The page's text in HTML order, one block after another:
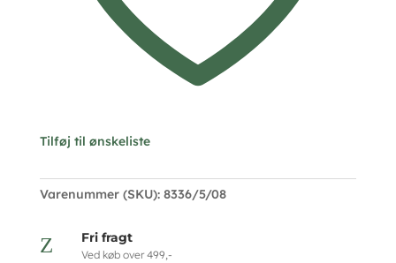
Tilføj til ønskeliste
Varenummer (SKU): 8336/5/08
Z Fri fragt
Ved køb over 499,-